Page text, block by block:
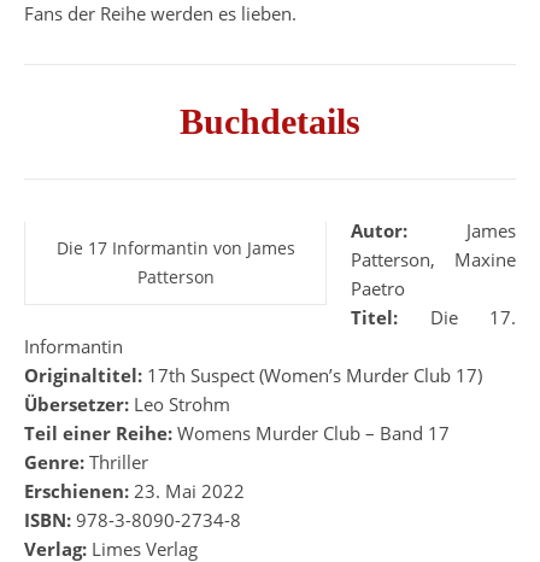
Fans der Reihe werden es lieben.
Buchdetails
Die 17 Informantin von James
Patterson
Autor: James
Patterson, Maxine
Paetro
Titel: Die 17.
Informantin
Originaltitel: 17th Suspect (Women’s Murder Club 17)
Übersetzer: Leo Strohm
Teil einer Reihe: Womens Murder Club – Band 17
Genre: Thriller
Erschienen: 23. Mai 2022
ISBN: 978-3-8090-2734-8
Verlag: Limes Verlag